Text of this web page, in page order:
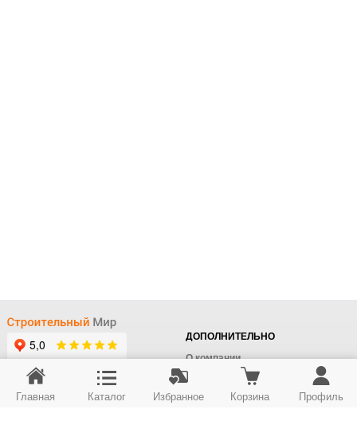
+7 (495) 414-22-76
ДОПОЛНИТЕЛЬНО
О компании
Доставка
Оплата
Главная Каталог Избранное Корзина Профиль